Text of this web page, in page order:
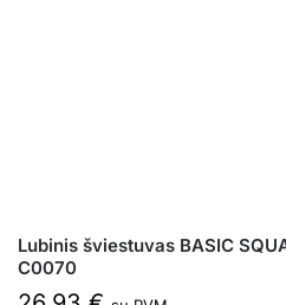
Lubinis šviestuvas BASIC
C0070